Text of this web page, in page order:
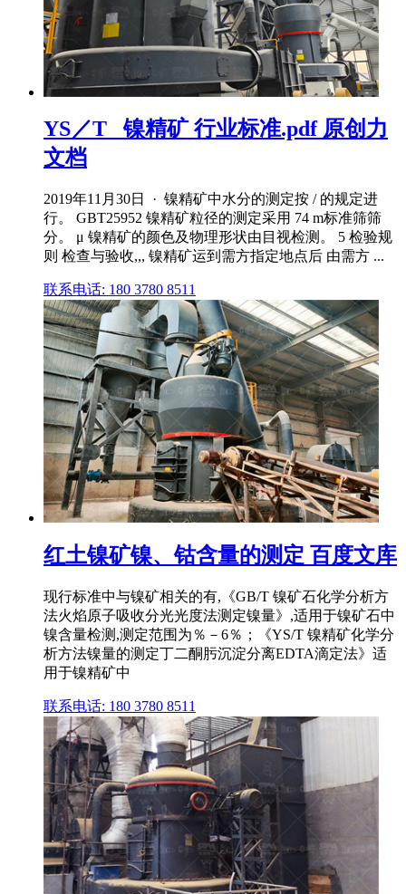
YS／T _镍精矿 行业标准.pdf 原创力
文档
2019年11月30日 · 镍精矿中水分的测定按 / 的规定进
行。 GBT25952 镍精矿粒径的测定采用 74 m标准筛筛
分。 μ 镍精矿的颜色及物理形状由目视检测。 5 检验规
则 检查与验收,,, 镍精矿运到需方指定地点后 由需方 ...
联系电话: 180 3780 8511
红土镍矿镍、钴含量的测定 百度文库
现行标准中与镍矿相关的有,《GB/T 镍矿石化学分析方
法火焰原子吸收分光光度法测定镍量》,适用于镍矿石中
镍含量检测,测定范围为％－6％；《YS/T 镍精矿化学分
析方法镍量的测定丁二酮肟沉淀分离EDTA滴定法》适
用于镍精矿中
联系电话: 180 3780 8511